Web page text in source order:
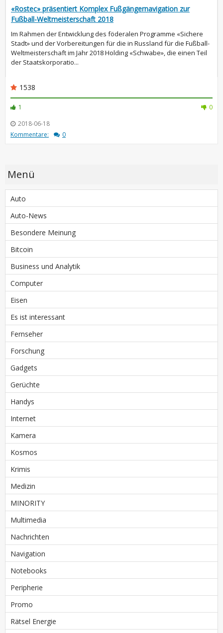
«Rostec» präsentiert Komplex Fußgängernavigation zur
Fußball-Weltmeisterschaft 2018
Im Rahmen der Entwicklung des föderalen Programme «Sichere
Stadt» und der Vorbereitungen für die in Russland für die Fußball-
Weltmeisterschaft im Jahr 2018 Holding «Schwabe», die einen Teil
der Staatskorporatio...
1538
1
0
2018-06-18
Kommentare:
0
Menü
Auto
Auto-News
Besondere Meinung
Bitcoin
Business und Analytik
Computer
Eisen
Es ist interessant
Fernseher
Forschung
Gadgets
Gerüchte
Handys
Internet
Kamera
Kosmos
Krimis
Medizin
MINORITY
Multimedia
Nachrichten
Navigation
Notebooks
Peripherie
Promo
Rätsel Energie